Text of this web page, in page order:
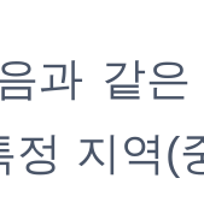
과 같
정 지역(